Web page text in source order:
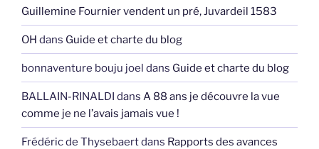
Guillemine Fournier vendent un pré, Juvardeil 1583
OH dans Guide et charte du blog
bonnaventure bouju joel dans Guide et charte du blog
BALLAIN-RINALDI dans A 88 ans je découvre la vue
comme je ne l’avais jamais vue !
Frédéric de Thysebaertdans Rapports des avances